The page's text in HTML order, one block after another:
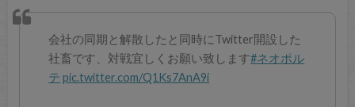
会社の同期と解散したと同時にTwitter開設した
社畜です、対戦宜しくお願い致します#ネオポル
テ pic.twitter.com/Q1Ks7AnA9i